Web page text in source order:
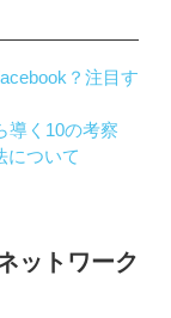
？注目す
導く10の考察
について
ットワーク